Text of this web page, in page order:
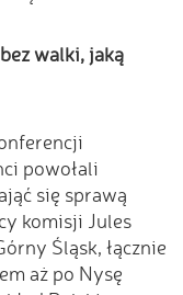
walki, jaką
powołali
się sprawą
komisji Jules
Śląsk, łącznie
aż po Nysę